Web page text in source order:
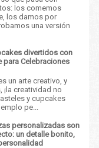
los comemos
los damos por
una versión
divertidos con
para Celebraciones
un arte creativo, y
¡la creatividad no
y cupcakes
pe...
personalizadas son
un detalle bonito,